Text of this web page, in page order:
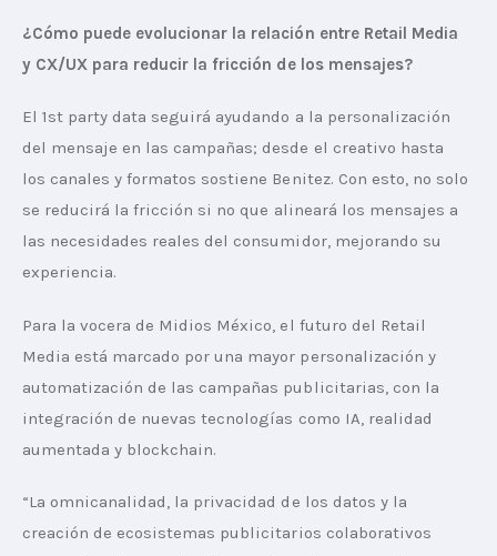
¿Cómo puede evolucionar la relación entre Retail Media
y CX/UX para reducir la fricción de los mensajes?
El 1st party data seguirá ayudando a la personalización
del mensaje en las campañas; desde el creativo hasta
los canales y formatos sostiene Benitez. Con esto, no solo
se reducirá la fricción si no que alineará los mensajes a
las necesidades reales del consumidor, mejorando su
experiencia.
Para la vocera de Midios México, el futuro del Retail
Media está marcado por una mayor personalización y
automatización de las campañas publicitarias, con la
integración de nuevas tecnologías como IA, realidad
aumentada y blockchain.
“La omnicanalidad, la privacidad de los datos y la
creación de ecosistemas publicitarios colaborativos